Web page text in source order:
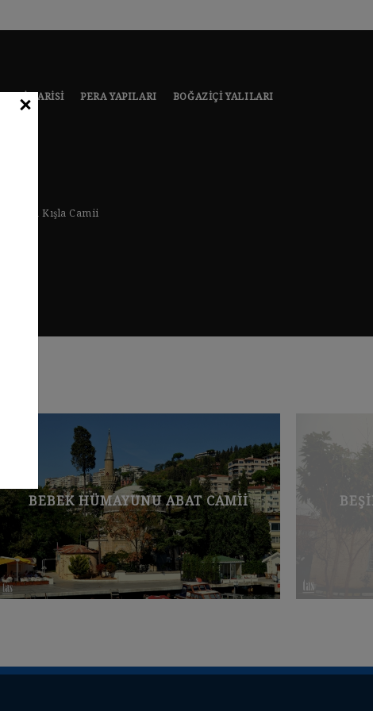
CLOSE
MIMARISI PERA YAPILARI BOĞAZIÇI YALILARI
Paşa Kışla Camii
BEŞIKTAŞ ABBAS AĞA CAMII